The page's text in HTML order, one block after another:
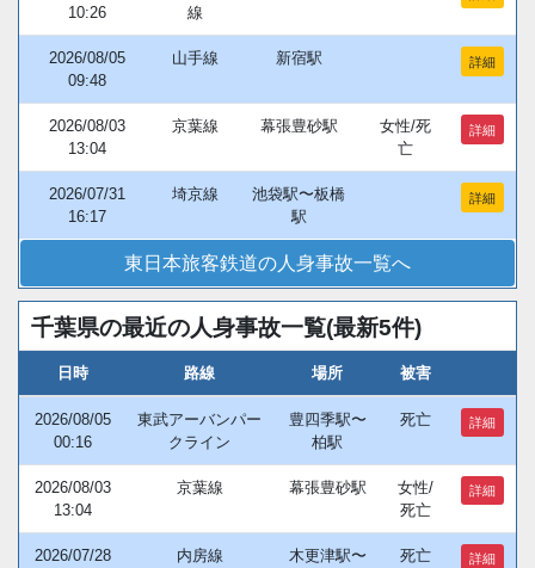
10:26 線
2026/08/05
09:48
山手線 新宿駅 詳細
2026/08/03
13:04
京葉線 幕張豊砂駅
女性/死
亡
詳細
2026/07/31
16:17
埼京線
池袋駅〜板橋
駅
詳細
東日本旅客鉄道の人身事故一覧へ
千葉県の最近の人身事故一覧(最新5件)
日時 路線 場所 被害
2026/08/05
00:16
東武アーバンパー
クライン
豊四季駅〜
柏駅
死亡 詳細
2026/08/03
13:04
京葉線 幕張豊砂駅
女性/
死亡
詳細
2026/07/28
内房線
木更津駅〜
死亡 詳細